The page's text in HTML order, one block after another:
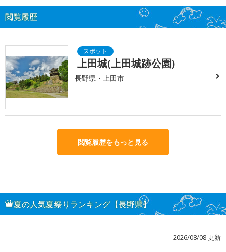
閲覧履歴
上田城(上田城跡公園)
長野県・上田市
閲覧履歴をもっと見る
夏の人気夏祭りランキング【長野県】
2026/08/08 更新